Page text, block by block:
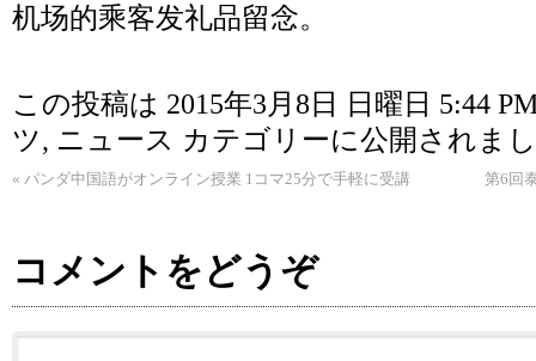
机场的乘客发礼品留念。
この投稿は 2015年3月8日 日曜日 5:44
ツ, ニュース カテゴリーに公開されま
« パンダ中国語がオンライン授業 1コマ25分で手軽に受講 第6回
コメントをどうぞ